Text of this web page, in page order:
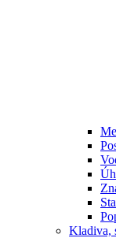
Kladiva,